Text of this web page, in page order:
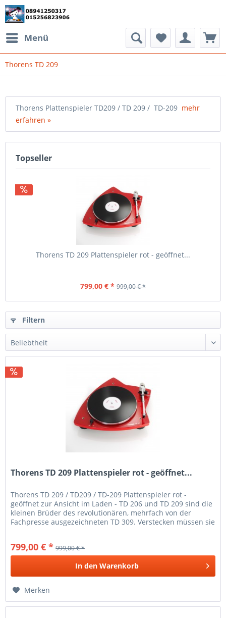
Menü
Thorens TD 209
Thorens Plattenspieler TD209 / TD 209 / TD-209 mehr
erfahren »
Topseller
Thorens TD 209 Plattenspieler rot - geöffnet...
799,00 € * 999,00 € *
Filtern
Thorens TD 209 Plattenspieler rot - geöffnet...
Thorens TD 209 / TD209 / TD-209 Plattenspieler rot -
geöffnet zur Ansicht im Laden - TD 206 und TD 209 sind die
kleinen Brüder des revolutionären, mehrfach von der
Fachpresse ausgezeichneten TD 309. Verstecken müssen sie
799,00 € * 999,00 € *
In den Warenkorb
Merken